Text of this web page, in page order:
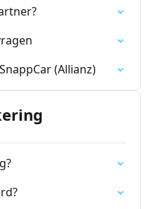
(Allianz)